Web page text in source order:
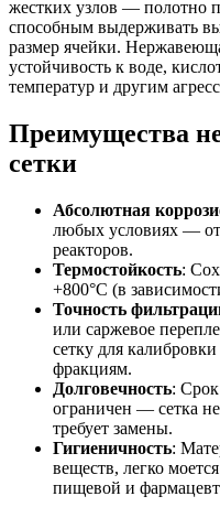
жестких узлов — полотно
способным выдерживать
размер ячейки.
устойчивость к воде,
температур и другим
Преимущества
сетки
Абсолютная
любых условиях —
реакторов.
Термостойкость:
+800°C (в
Точность
или саржевое
сетку для
фракциям.
Долговечность:
ограничен — сетка
требует замены.
Гигиеничность:
веществ, легко
пищевой и